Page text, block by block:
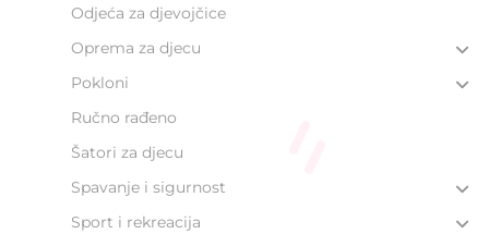
Odjeća za djevojčice
Oprema za djecu
Pokloni
Ručno rađeno
Šatori za djecu
Spavanje i sigurnost
Sport i rekreacija